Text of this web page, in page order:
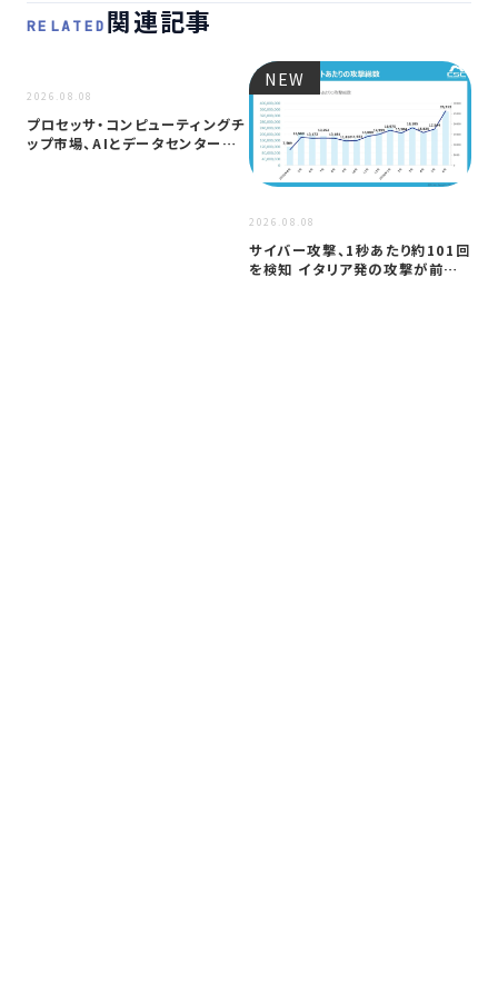
RELATED 関連記事
2026.08.08
プロセッサ・コンピューティングチ
ップ市場、AIとデータセンター需
NEW
2026.08.08
サイバー攻撃、1秒あたり約101回
を検知 イタリア発の攻撃が前年